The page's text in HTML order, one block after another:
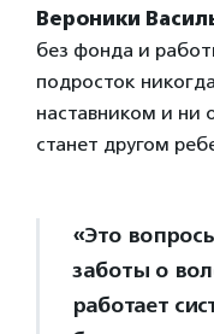
Вероники
без фонда и
подросток
наставником и ни
станет другом
«Это
заботы о
работает